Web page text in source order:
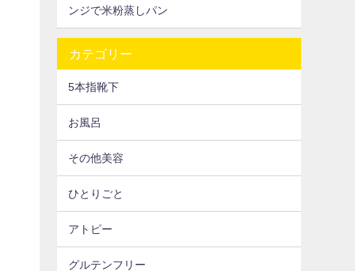
ンジで米粉蒸しパン
カテゴリー
5本指靴下
お風呂
その他美容
ひとりごと
アトピー
グルテンフリー